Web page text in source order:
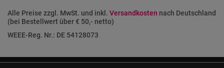
Alle Preise zzgl. MwSt. und inkl. Versandkosten nach Deutschland
(bei Bestellwert über € 50,- netto)
WEEE-Reg. Nr.: DE 54128073